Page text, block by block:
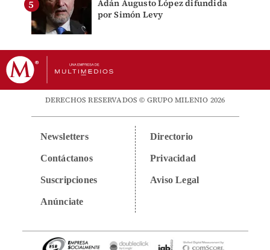
Adán Augusto López difundida
por Simón Levy
DERECHOS RESERVADOS © GRUPO MILENIO 2026
Newsletters
Contáctanos
Suscripciones
Anúnciate
Directorio
Privacidad
Aviso Legal